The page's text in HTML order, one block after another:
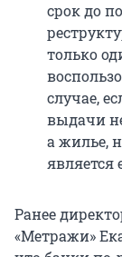
срок до
только
случае,
выдачи
а жилье,
является
Ранее
«Метражи»